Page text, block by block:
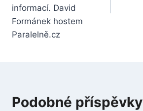
informací. David
Formánek hostem
Paralelně.cz
Podobné příspěvky